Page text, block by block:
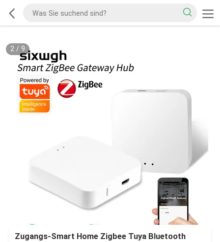
2/ 9
Zugangs-Smart Home Zigbee Tuya Bluetooth